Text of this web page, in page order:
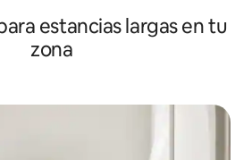
estancias largas en tu
zona